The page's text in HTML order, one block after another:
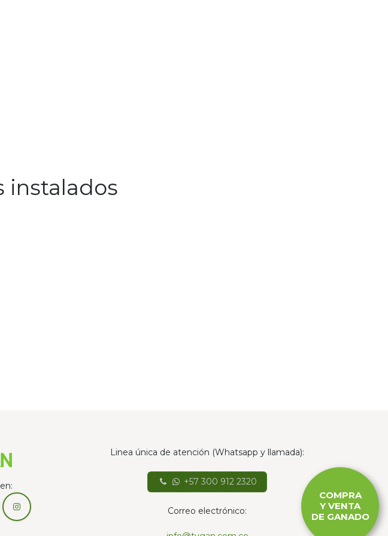
instalados
Linea única de atención (Whatsapp y llamada):
+57 300 912 2320
Correo electrónico:
COMPRA
Y VENTA
DE GANADO